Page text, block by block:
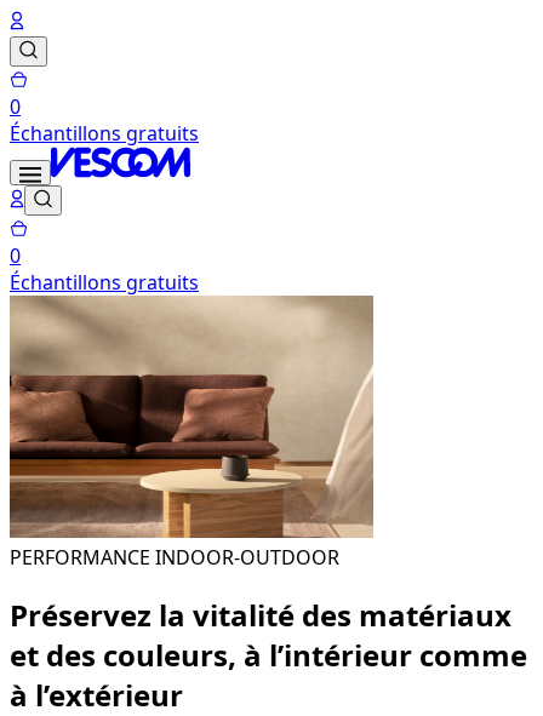
0
Échantillons gratuits
0
Échantillons gratuits
PERFORMANCE INDOOR-OUTDOOR
Préservez la vitalité des matériaux
et des couleurs, à l’intérieur comme
à l’extérieur